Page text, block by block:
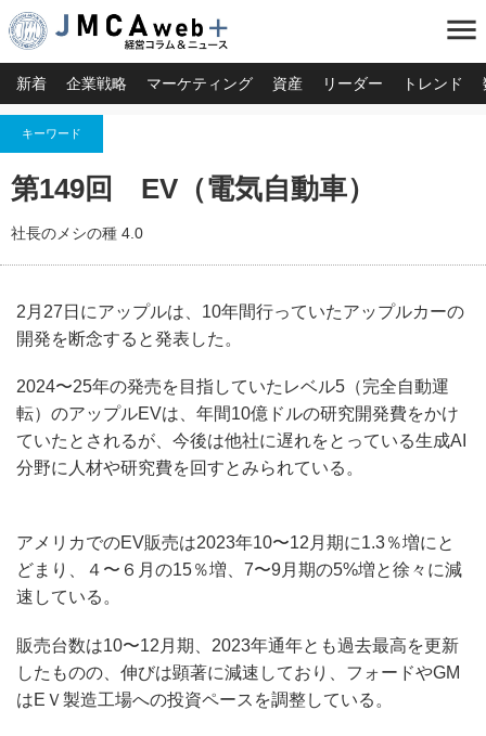
menu
新着 企業戦略 マーケティング 資産 リーダー トレンド
キーワード
第149回 EV（電気自動車）
社長のメシの種 4.0
2月27日にアップルは、10年間行っていたアップルカーの
開発を断念すると発表した。
2024〜25年の発売を目指していたレベル5（完全自動運
転）のアップルEVは、年間10億ドルの研究開発費をかけ
ていたとされるが、今後は他社に遅れをとっている生成AI
分野に人材や研究費を回すとみられている。
アメリカでのEV販売は2023年10〜12月期に1.3％増にと
どまり、４〜６月の15％増、7〜9月期の5%増と徐々に減
速している。
販売台数は10〜12月期、2023年通年とも過去最高を更新
したものの、伸びは顕著に減速しており、フォードやGM
はEＶ製造工場への投資ペースを調整している。